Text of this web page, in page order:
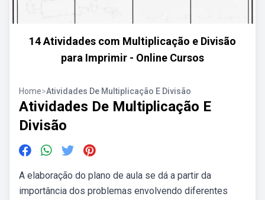
14 Atividades com Multiplicação e Divisão
para Imprimir - Online Cursos
Home>Atividades De Multiplicação E Divisão
Atividades De Multiplicação E
Divisão
A elaboração do plano de aula se dá a partir da
importância dos problemas envolvendo diferentes